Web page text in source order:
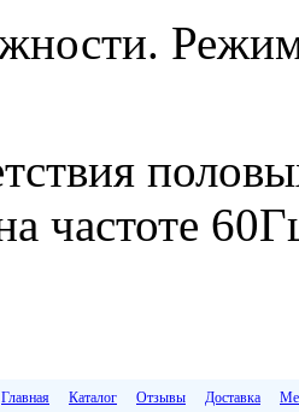
частоте
Главная Каталог Отзывы Доставка